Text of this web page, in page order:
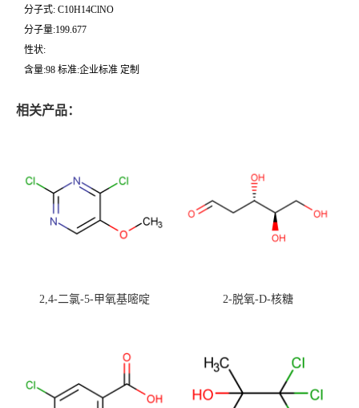
分子式: C10H14ClNO
分子量:199.677
性状:
含量:98 标准:企业标准 定制
相关产品：
2,4-二氯-5-甲氧基嘧啶 2-脱氧-D-核糖